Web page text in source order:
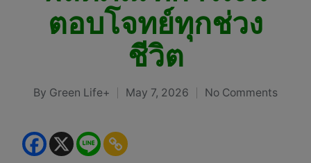
ตอบโจทย์ทุกช่วง
ชีวิต
Posted
By Green Life+ May 7, 2026 No Comments